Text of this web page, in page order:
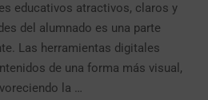
educativos atractivos, claros y
del alumnado es una parte
Las herramientas digitales
de una forma más visual,
la …